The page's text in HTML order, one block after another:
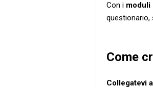
Con i moduli
questionario,
Come
Collegatevi